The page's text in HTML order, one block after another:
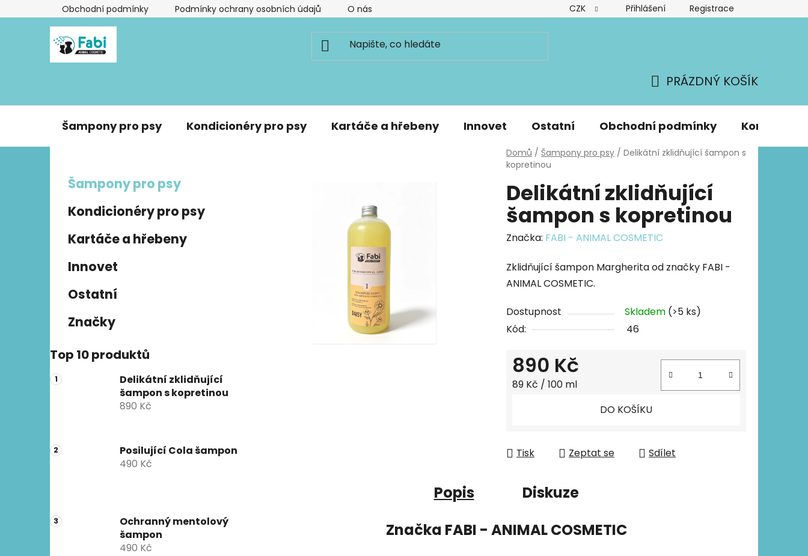
na
Obchodní podmínky Podmínky ochrany osobních údajů O nás CZK Přihlášení Registrace
KOŠÍK
PRÁZDNÝ KOŠÍK
Šampony pro psy Kondicionéry pro psy Kartáče a hřebeny Innovet Ostatní Obchodní podmínky Kontakty
Domů / Šampony pro psy / Delikátní zklidňující šampon s
kopretinou
n
e
l
Přeskočit
kategorie
Šampony pro psy
Kondicionéry pro psy
Kartáče a hřebeny
Innovet
Ostatní
Značky
Top 10 produktů
Delikátní zklidňující
šampon s kopretinou
890 Kč
Posilující Cola šampon
490 Kč
Ochranný mentolový
šampon
490 Kč
Delikátní zklidňující
šampon s kopretinou
Značka: FABI - ANIMAL COSMETIC
Zklidňující šampon Margherita od značky FABI -
ANIMAL COSMETIC.
Dostupnost Skladem (>5 ks)
Kód:
46
890 Kč
Měrná cena:
89 Kč / 100 ml
DO KOŠÍKU
Tisk Zeptat se Sdílet
Popis
Diskuze
Značka FABI - ANIMAL COSMETIC